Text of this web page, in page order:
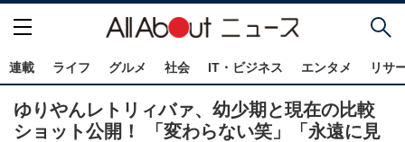
連載 ライフ グルメ 社会 IT・ビジネス エンタメ リサ
ゆりやんレトリィバァ、幼少期と現在の比較
ショット公開！ 「変わらない笑」「永遠に見